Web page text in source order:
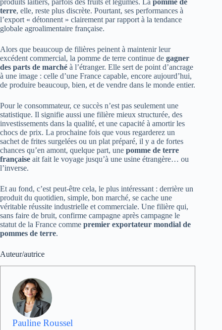
terre, elle, reste plus discrète. Pourtant, ses performances à
l’export « détonnent » clairement par rapport à la tendance
globale agroalimentaire française.
Alors que beaucoup de filières peinent à maintenir leur
excédent commercial, la pomme de terre continue de gagner
des parts de marché à l’étranger. Elle sert de point d’ancrage
à une image : celle d’une France capable, encore aujourd’hui,
de produire beaucoup, bien, et de vendre dans le monde entier.
Pour le consommateur, ce succès n’est pas seulement une
statistique. Il signifie aussi une filière mieux structurée, des
investissements dans la qualité, et une capacité à amortir les
chocs de prix. La prochaine fois que vous regarderez un
sachet de frites surgelées ou un plat préparé, il y a de fortes
chances qu’en amont, quelque part, une pomme de terre
française ait fait le voyage jusqu’à une usine étrangère… ou
l’inverse.
Et au fond, c’est peut-être cela, le plus intéressant : derrière un
produit du quotidien, simple, bon marché, se cache une
véritable réussite industrielle et commerciale. Une filière qui,
sans faire de bruit, confirme campagne après campagne le
statut de la France comme premier exportateur mondial de
pommes de terre.
Auteur/autrice
Pauline Roussel